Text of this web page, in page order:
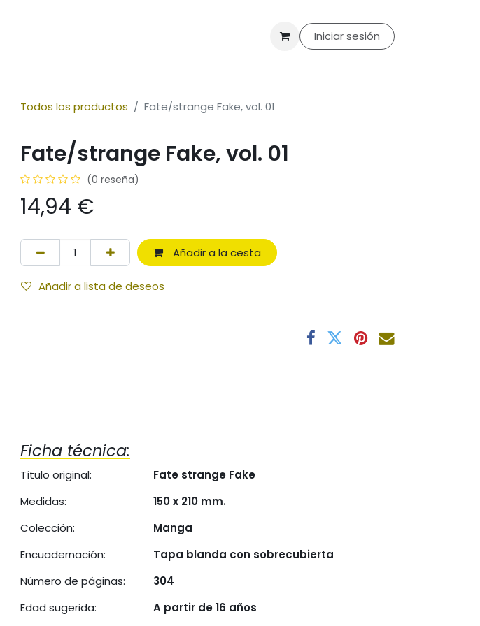
Packs Ofertas Club de lectura
Iniciar sesión
Todos los productos Fate/strange Fake, vol. 01
Fate/strange Fake, vol. 01
(0 reseña)
14,94 €
Añadir a la cesta
Añadir a lista de deseos
Ficha técnica:
Título original:
Fate strange Fake
Medidas:
150 x 210 mm.
Colección:
Manga
Encuadernación:
Tapa blanda con sobrecubierta
Número de páginas:
304
Edad sugerida:
A partir de 16 años